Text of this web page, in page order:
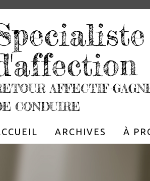
AFFECTIF-
CONDUIRE
ARCHIVES À